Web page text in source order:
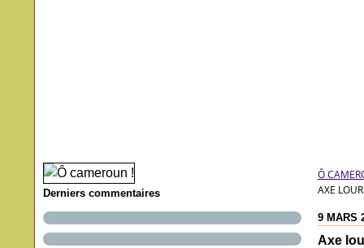
Derniers commentaires
Ô
AXE
9 MARS
Axe